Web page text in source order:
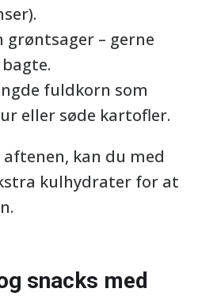
grøntsager – gerne
fuldkorn som
eller søde kartofler.
kan du med
kulhydrater for at
snacks med